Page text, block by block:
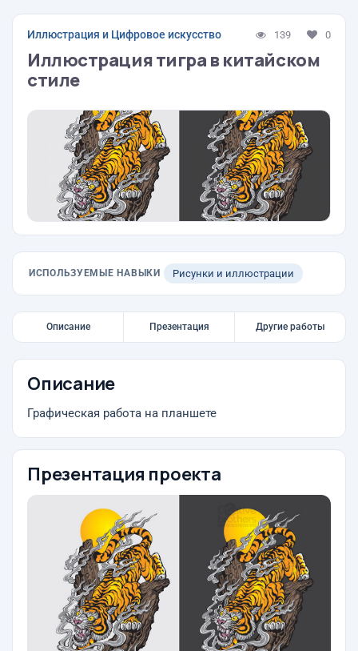
Иллюстрация и Цифровое искусство 139 0
Иллюстрация тигра в китайском
стиле
ИСПОЛЬЗУЕМЫЕ НАВЫКИ Рисунки и иллюстрации
Описание Презентация Другие работы
Описание
Графическая работа на планшете
Презентация проекта